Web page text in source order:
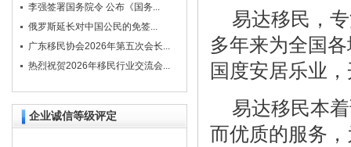
李强签署国务院令 公布《国务...
俄罗斯延长对中国公民的免签...
广东移民协会2026年第五次会长...
热烈祝贺2026年移民行业交流会...
企业诚信等级评定
易达移民，专
多年来为全国
国度安居乐业
易达移民本着
而优质的服务